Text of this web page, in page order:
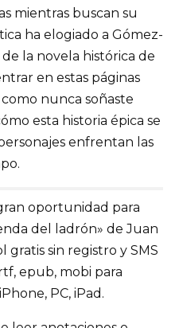
mientras buscan su
ha elogiado a Gómez-
la novela histórica de
en estas páginas
nunca soñaste
esta historia épica se
enfrentan las
oportunidad para
del ladrón» de Juan
gratis sin registro y SMS
epub, mobi para
PC, iPad.